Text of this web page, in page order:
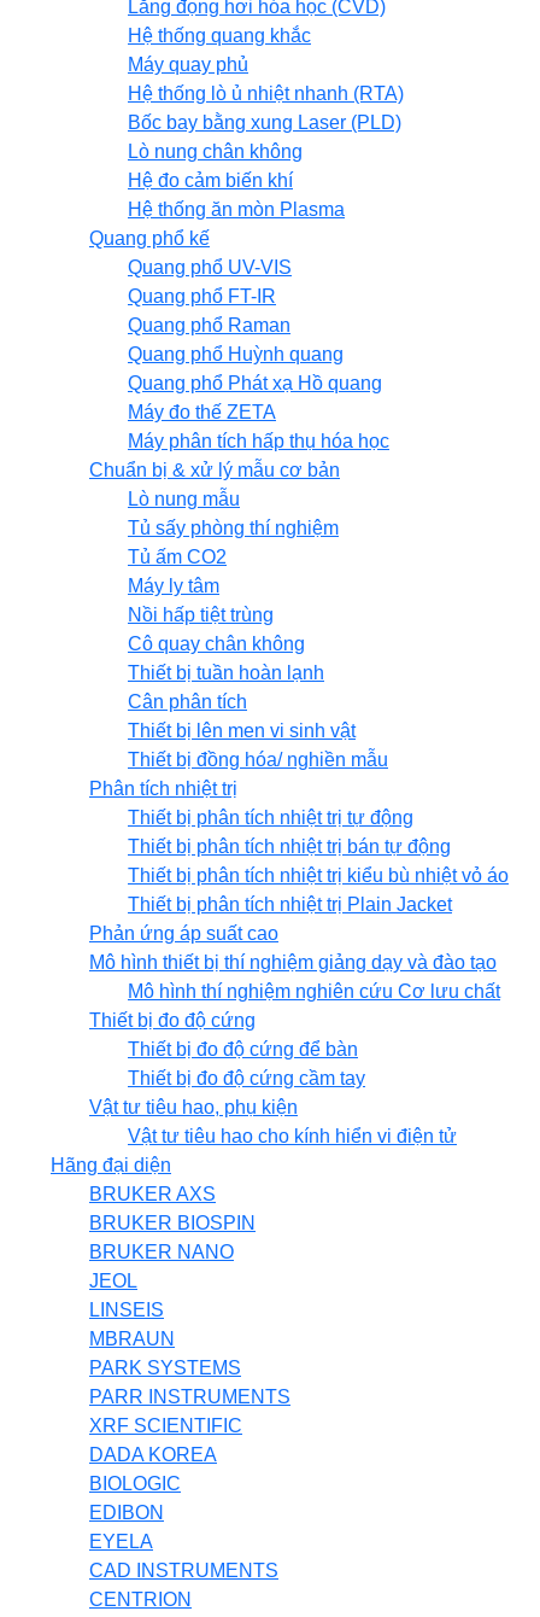
Lắng đọng hơi hóa học (CVD)
Hệ thống quang khắc
Máy quay phủ
Hệ thống lò ủ nhiệt nhanh (RTA)
Bốc bay bằng xung Laser (PLD)
Lò nung chân không
Hệ đo cảm biến khí
Hệ thống ăn mòn Plasma
Quang phổ kế
Quang phổ UV-VIS
Quang phổ FT-IR
Quang phổ Raman
Quang phổ Huỳnh quang
Quang phổ Phát xạ Hồ quang
Máy đo thế ZETA
Máy phân tích hấp thụ hóa học
Chuẩn bị & xử lý mẫu cơ bản
Lò nung mẫu
Tủ sấy phòng thí nghiệm
Tủ ấm CO2
Máy ly tâm
Nồi hấp tiệt trùng
Cô quay chân không
Thiết bị tuần hoàn lạnh
Cân phân tích
Thiết bị lên men vi sinh vật
Thiết bị đồng hóa/ nghiền mẫu
Phân tích nhiệt trị
Thiết bị phân tích nhiệt trị tự động
Thiết bị phân tích nhiệt trị bán tự động
Thiết bị phân tích nhiệt trị kiểu bù nhiệt vỏ áo
Thiết bị phân tích nhiệt trị Plain Jacket
Phản ứng áp suất cao
Mô hình thiết bị thí nghiệm giảng dạy và đào tạo
Mô hình thí nghiệm nghiên cứu Cơ lưu chất
Thiết bị đo độ cứng
Thiết bị đo độ cứng để bàn
Thiết bị đo độ cứng cầm tay
Vật tư tiêu hao, phụ kiện
Vật tư tiêu hao cho kính hiển vi điện tử
Hãng đại diện
BRUKER AXS
BRUKER BIOSPIN
BRUKER NANO
JEOL
LINSEIS
MBRAUN
PARK SYSTEMS
PARR INSTRUMENTS
XRF SCIENTIFIC
DADA KOREA
BIOLOGIC
EDIBON
EYELA
CAD INSTRUMENTS
CENTRION